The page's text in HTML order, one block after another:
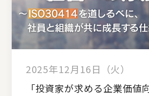
2025年12月16日（火）
「投資家が求める企業価値